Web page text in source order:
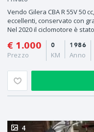
Vendo Gilera CBA R 55V 50
eccellenti, conservato con
Nel 2020 il ciclomotore è
€ 1.000
Prezzo
1986
Anno
0
KM
4